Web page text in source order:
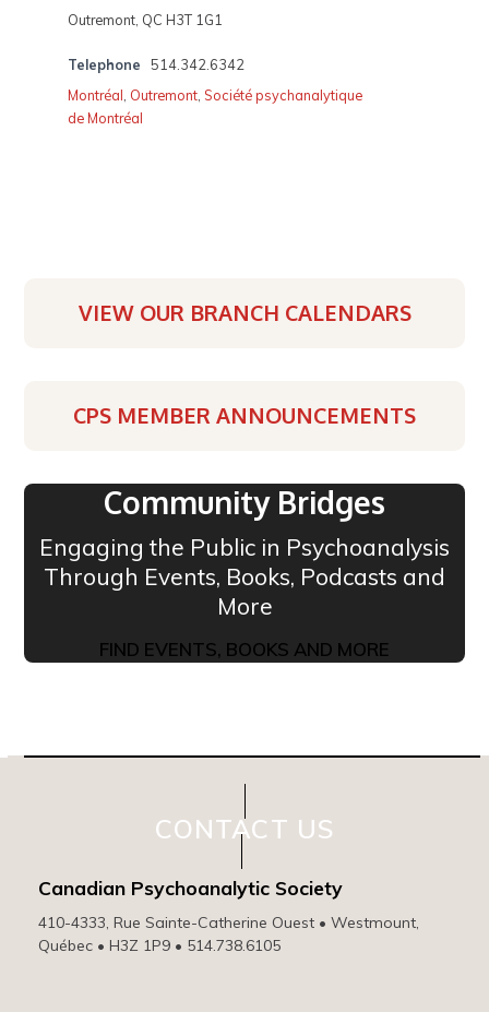
Outremont, QC H3T 1G1
Telephone
514.342.6342
Montréal, Outremont, Société psychanalytique
de Montréal
VIEW OUR BRANCH CALENDARS
CPS MEMBER ANNOUNCEMENTS
Community Bridges
Engaging the Public in Psychoanalysis
Through Events, Books, Podcasts and
More
FIND EVENTS, BOOKS AND MORE
CONTACT US
Canadian Psychoanalytic Society
410-4333, Rue Sainte-Catherine Ouest • Westmount,
Québec • H3Z 1P9 • 514.738.6105